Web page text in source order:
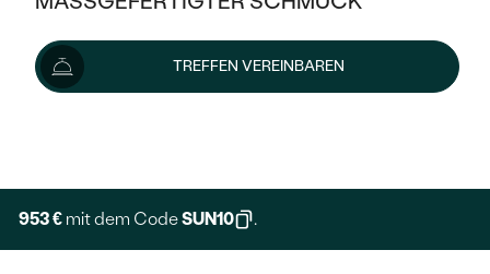
KLASSISCH
MEMOIRE
MIT MEHREREN DIAMANTEN
HALO
VINTAGE
IM SET
AUSVERKAUF
WENN SCHMUCK HILFT
OHRRINGE
PLATIN
OHRSTECKER
GOLD
SILBER
NACH STYL
AUSVERKAUF
SILBER
TREFFEN VEREINBAREN
1 059 €
Wir liefern den Schmuck innerhalb von 3 - 4 Wochen.
Lieferoptionen
953 € mit dem CodeSUN10 .